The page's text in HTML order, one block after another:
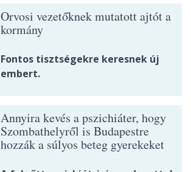
Orvosi vezetőknek mutatott ajtót a
kormány
Fontos tisztségekre keresnek új
embert.
Annyira kevés a pszichiáter, hogy
Szombathelyről is Budapestre
hozzák a súlyos beteg gyerekeket